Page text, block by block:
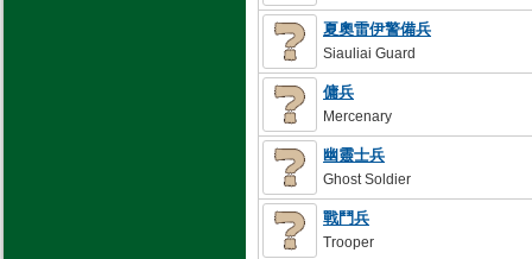
夏奧雷伊警備兵
Siauliai Guard
傭兵
Mercenary
幽靈士兵
Ghost Soldier
戰鬥兵
Trooper